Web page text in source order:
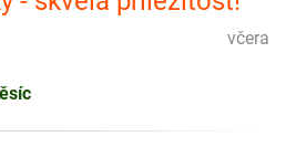
včera